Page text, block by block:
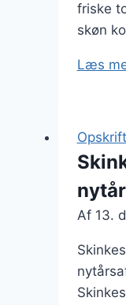
friske
skøn
Læs
Af 13.